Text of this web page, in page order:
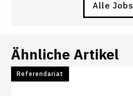
Alle Jobs
Ähnliche Artikel
Referendariat